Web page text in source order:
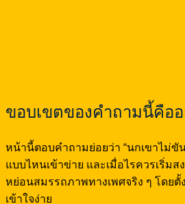
ขอบเขตของคำถามนี้คืออ
หน้านี้ตอบคำถามย่อยว่า “นกเขาไม่ขั
แบบไหนเข้าข่าย และเมื่อไรควรเริ่มส
หย่อนสมรรถภาพทางเพศจริง ๆ โดย
เข้าใจง่าย